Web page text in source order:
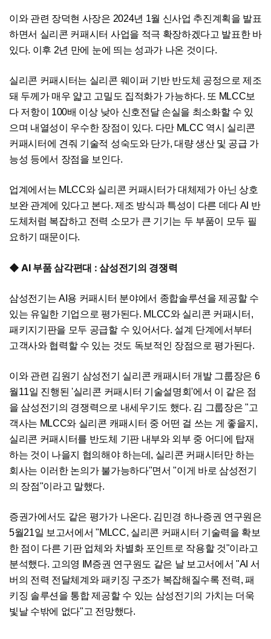
이와 관련 장덕현 사장은 2024년 1월 신사업 추진계획을 발표
하면서 실리콘 커패시터 사업을 적극 확장하겠다고 발표한 바
있다. 이후 2년 만에 눈에 띄는 성과가 나온 것이다.
실리콘 커패시터는 실리콘 웨이퍼 기반 반도체 공정으로 제조
돼 두께가 매우 얇고 고밀도 집적화가 가능하다. 또 MLCC보
다 저항이 100배 이상 낮아 신호전달 손실을 최소화할 수 있
으며 내열성이 우수한 장점이 있다. 다만 MLCC 역시 실리콘
커패시터에 견줘 기술적 성숙도와 단가, 대량 생산 및 공급 가
능성 등에서 장점을 보인다.
업계에서는 MLCC와 실리콘 커패시터가 대체제가 아닌 상호
보완 관계에 있다고 본다. 제조 방식과 특성이 다른 데다 AI 반
도체처럼 복잡하고 전력 소모가 큰 기기는 두 부품이 모두 필
요하기 때문이다.
◆ AI 부품 삼각편대 : 삼성전기의 경쟁력
삼성전기는 AI용 커패시터 분야에서 종합솔루션을 제공할 수
있는 유일한 기업으로 평가된다. MLCC와 실리콘 커패시터,
패키지기판을 모두 공급할 수 있어서다. 설계 단계에서부터
고객사와 협력할 수 있는 것도 독보적인 장점으로 평가된다.
이와 관련 김원기 삼성전기 실리콘 캐패시터 개발 그룹장은 6
월11일 진행된 '실리콘 커패시터 기술설명회'에서 이 같은 점
을 삼성전기의 경쟁력으로 내세우기도 했다. 김 그룹장은 "고
객사는 MLCC와 실리콘 캐패시터 중 어떤 걸 쓰는 게 좋을지,
실리콘 커패시터를 반도체 기판 내부와 외부 중 어디에 탑재
하는 것이 나을지 협의해야 하는데, 실리콘 커패시터만 하는
회사는 이러한 논의가 불가능하다"면서 "이게 바로 삼성전기
의 장점"이라고 말했다.
증권가에서도 같은 평가가 나온다. 김민경 하나증권 연구원은
5월21일 보고서에서 "MLCC, 실리콘 커패시터 기술력을 확보
한 점이 다른 기판 업체와 차별화 포인트로 작용할 것"이라고
분석했다. 고의영 IM증권 연구원도 같은 날 보고서에서 "AI 서
버의 전력 전달체계와 패키징 구조가 복잡해질수록 전력, 패
키징 솔루션을 통합 제공할 수 있는 삼성전기의 가치는 더욱
빛날 수밖에 없다"고 전망했다.